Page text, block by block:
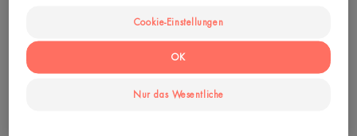
CLEANANCE
Reinigungsgel
NEU
Cookie-Einstellungen
Nur das Wesentliche
OK